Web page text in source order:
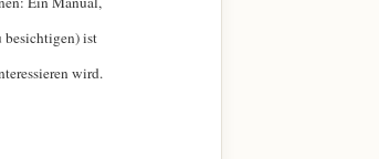
besichtigen) ist
wird.